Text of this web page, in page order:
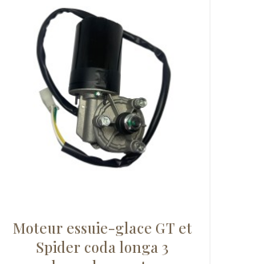
Moteur essuie-glace GT et
Spider coda longa 3